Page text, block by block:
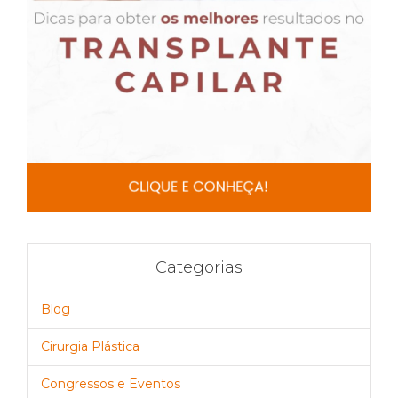
Categorias
Blog
Cirurgia Plástica
Congressos e Eventos